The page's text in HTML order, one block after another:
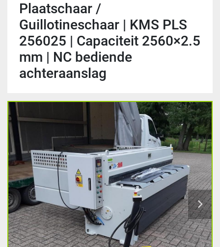
Plaatschaar /
Guillotineschaar | KMS PLS
256025 | Capaciteit 2560×2.5
mm | NC bediende
achteraanslag